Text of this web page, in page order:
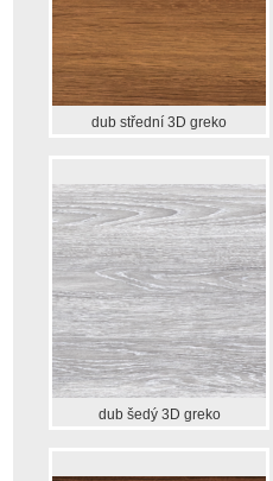
dub střední 3D greko
dub šedý 3D greko